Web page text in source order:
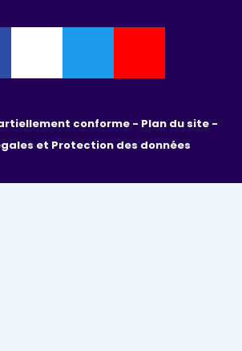
conforme -
et Protection des données